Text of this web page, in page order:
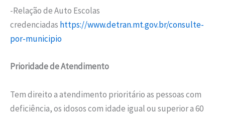
-Relação de Auto Escolas
credenciadas https://www.detran.mt.gov.br/consulte-
por-municipio
Prioridade de Atendimento
Tem direito a atendimento prioritário as pessoas com
deficiência, os idosos com idade igual ou superior a 60